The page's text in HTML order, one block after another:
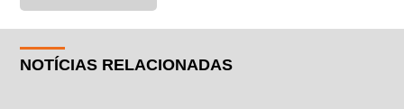
NOTÍCIAS RELACIONADAS